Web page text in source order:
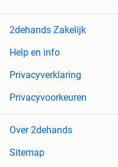
2dehands Zakelijk
Help en info
Privacyverklaring
Privacyvoorkeuren
Over 2dehands
Sitemap